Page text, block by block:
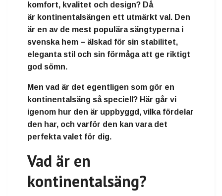
komfort, kvalitet och design? Då
är kontinentalsängen ett utmärkt val. Den
är en av de mest populära sängtyperna i
svenska hem – älskad för sin stabilitet,
eleganta stil och sin förmåga att ge riktigt
god sömn.
Men vad är det egentligen som gör en
kontinentalsäng så speciell? Här går vi
igenom hur den är uppbyggd, vilka fördelar
den har, och varför den kan vara det
perfekta valet för dig.
Vad är en
kontinentalsäng?